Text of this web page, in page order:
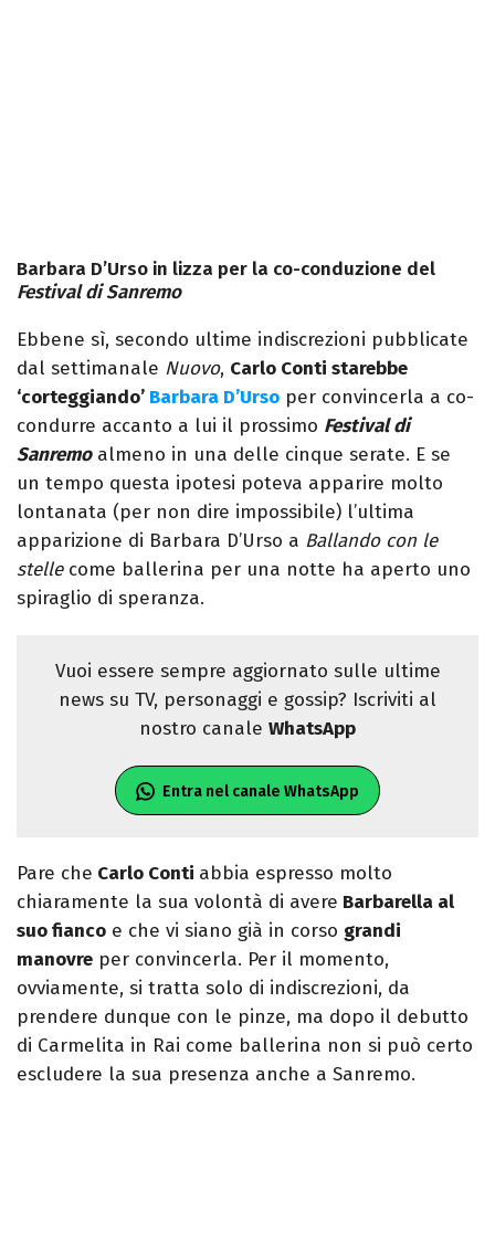
Barbara D’Urso in lizza per la co-conduzione del
Festival di Sanremo
Ebbene sì, secondo ultime indiscrezioni pubblicate
dal settimanale Nuovo, Carlo Conti starebbe
‘corteggiando’ Barbara D’Urso per convincerla a co-
condurre accanto a lui il prossimo Festival di
Sanremoalmeno in una delle cinque serate. E se
un tempo questa ipotesi poteva apparire molto
lontanata (per non dire impossibile) l’ultima
apparizione di Barbara D’Urso a Ballando con le
stellecome ballerina per una notte ha aperto uno
spiraglio di speranza.
Vuoi essere sempre aggiornato sulle ultime
news su TV, personaggi e gossip? Iscriviti al
nostro canale WhatsApp
Entra nel canale WhatsApp
Pare che Carlo Conti abbia espresso molto
chiaramente la sua volontà di avere Barbarella al
suo fianco e che vi siano già in corso grandi
manovre per convincerla. Per il momento,
ovviamente, si tratta solo di indiscrezioni, da
prendere dunque con le pinze, ma dopo il debutto
di Carmelita in Rai come ballerina non si può certo
escludere la sua presenza anche a Sanremo.